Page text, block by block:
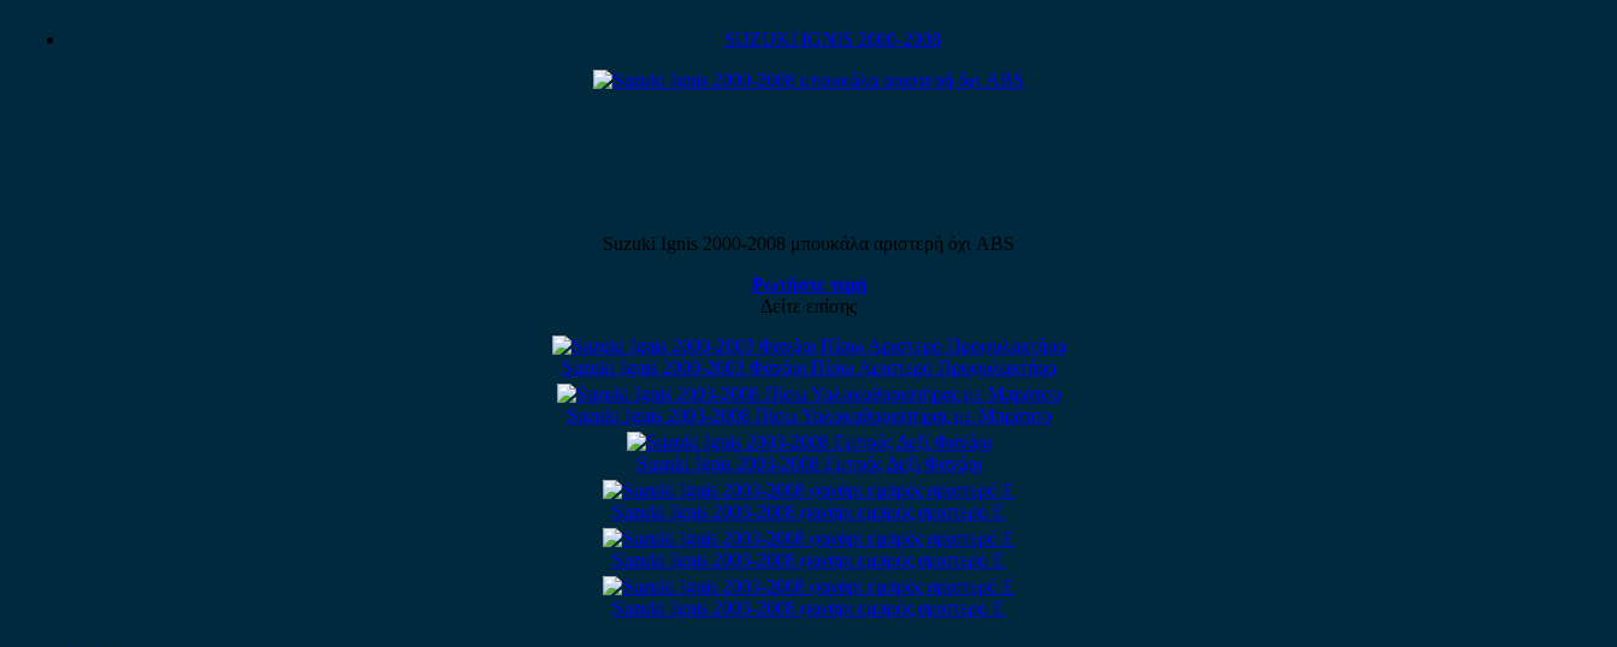
SUZUKI IGNIS 2000-2008
Suzuki Ignis 2000-2008 μπουκάλα αριστερή όχι ABS
Ρωτήστε τιμή
Δείτε επίσης
Suzuki Ignis 2000-2003 Φανάρι Πίσω Αριστερό Προφυλακτήρα
Suzuki Ignis 2003-2008 Πίσω Υαλοκαθαριστήρας με Μπράτσο
Suzuki Ignis 2003-2008 Εμπρός Δεξί Φανάρι
Suzuki Ignis 2003-2008 φανάρι εμπρός αριστερό Ε
Suzuki Ignis 2003-2008 φανάρι εμπρός αριστερό Ε
Suzuki Ignis 2003-2008 φανάρι εμπρός αριστερό E